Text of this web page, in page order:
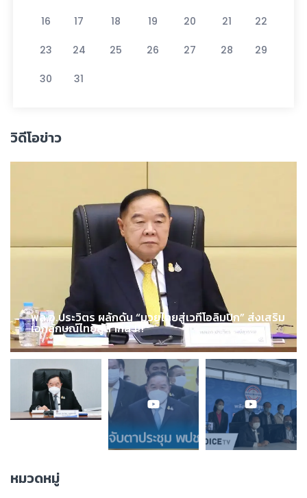
16 17 18 19 20 21 22
23 24 25 26 27 28 29
30 31
วิดีโอข่าว
พล.อ.ประวิตร ผลักดัน “มวยไทยสู่เวทีโอลิมปิก” ส่งเสริม
เอกลักษณ์ไทยสู่สากล !!!
หมวดหมู่